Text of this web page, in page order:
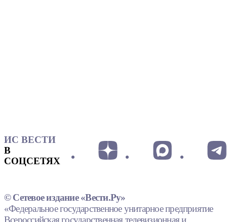
ИС ВЕСТИ
В
СОЦСЕТЯХ
© Сетевое издание «Вести.Ру»
«Федеральное государственное унитарное предприятие
Всероссийская государственная телевизионная и